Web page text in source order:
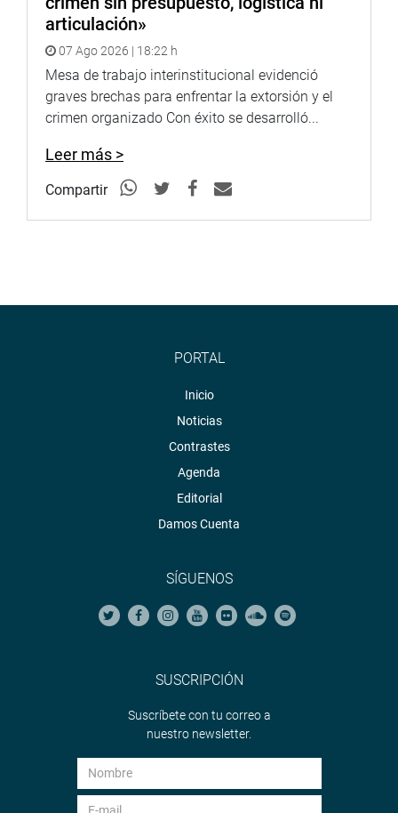
articulación»
07 Ago 2026 | 18:22 h
Mesa de trabajo interinstitucional evidenció
graves brechas para enfrentar la extorsión y el
crimen organizado Con éxito se desarrolló...
Leer más >
Compartir
PORTAL
Inicio
Noticias
Contrastes
Agenda
Editorial
Damos Cuenta
SÍGUENOS
SUSCRIPCIÓN
Suscríbete con tu correo a
nuestro newsletter.